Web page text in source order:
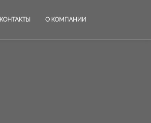
КОНТАКТЫ О КОМПАНИИ